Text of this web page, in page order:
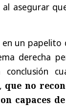
asegurar
en un
derecha
que no
capaces